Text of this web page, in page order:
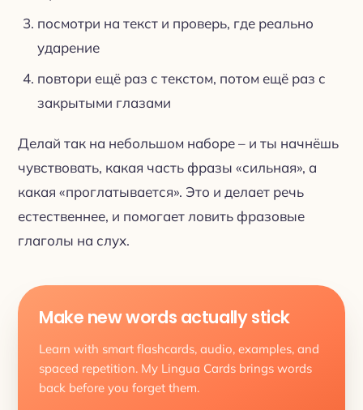
посмотри на текст и проверь, где реально
ударение
повтори ещё раз с текстом, потом ещё раз с
закрытыми глазами
Делай так на небольшом наборе – и ты начнёшь
чувствовать, какая часть фразы «сильная», а
какая «проглатывается». Это и делает речь
естественнее, и помогает ловить фразовые
глаголы на слух.
Make new words actually stick
Learn with smart flashcards, audio, examples, and
spaced repetition. My Lingua Cards brings words
back before you forget them.